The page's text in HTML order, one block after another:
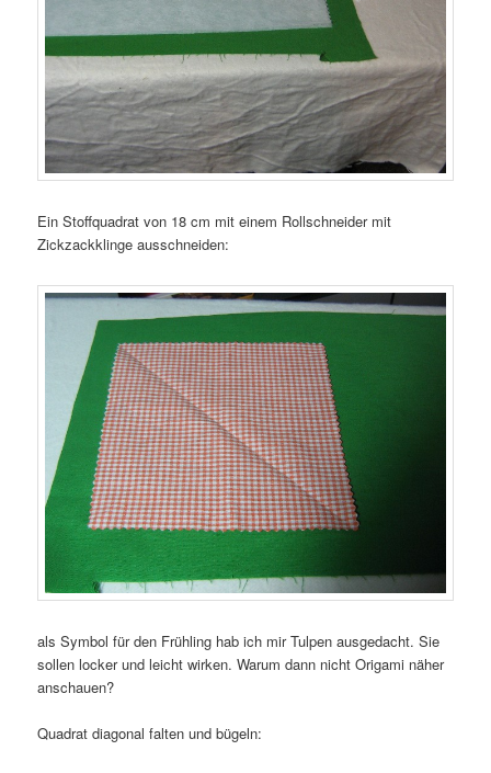
Ein Stoffquadrat von 18 cm mit einem Rollschneider mit
Zickzackklinge ausschneiden:
als Symbol für den Frühling hab ich mir Tulpen ausgedacht. Sie
sollen locker und leicht wirken. Warum dann nicht Origami näher
anschauen?
Quadrat diagonal falten und bügeln: